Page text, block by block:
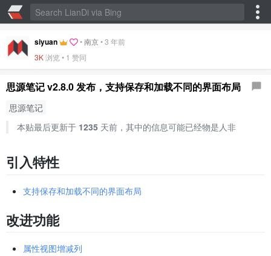
siyuan •南京•3 年前
3K浏览 • 1 赞同
思源笔记 v2.8.0 发布，支持保存和加载不同的界面布局
思源笔记
本贴最后更新于 1235天前，其中的信息可能已经物是人非
引入特性
支持保存和加载不同的界面布局
改进功能
属性视图增减列